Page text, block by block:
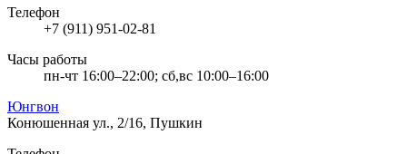
Телефон
+7 (911) 951-02-81
Часы работы
пн-чт 16:00–22:00; сб,вс 10:00–16:00
Юнгвон
Конюшенная ул., 2/16, Пушкин